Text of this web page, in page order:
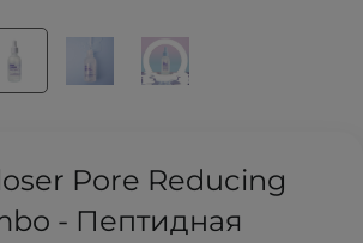
Pore Reducing
- Пептидная